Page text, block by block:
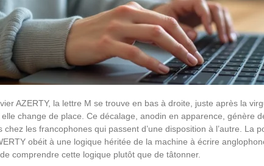
AZERTY, la lettre M se trouve en bas à droite, juste après la
elle change de place. Ce décalage, anodin en apparence, génère
chez les francophones qui passent d’une disposition à l’autre. La
obéit à une logique héritée de la machine à écrire
comprendre cette logique plutôt que de tâtonner.